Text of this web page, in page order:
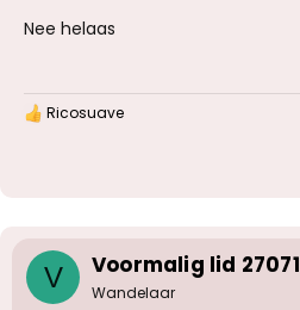
Nee helaas
W
n
g
Ricosuave
V Voormalig lid 27071
Wandelaar